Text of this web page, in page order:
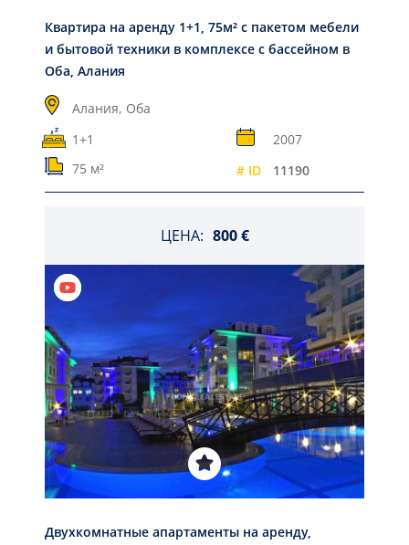
Квартира на аренду 1+1, 75м² с пакетом мебели
и бытовой техники в комплексе с бассейном в
Оба, Алания
Алания, Оба
1+1
2007
75 м²
# ID 11190
ЦЕНА: 800 €
Двухкомнатные апартаменты на аренду,